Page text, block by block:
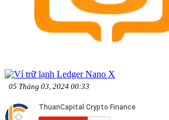
05 Tháng 03, 2024 00:33